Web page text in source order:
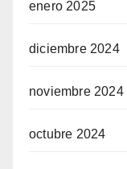
enero 2025
diciembre 2024
noviembre 2024
octubre 2024